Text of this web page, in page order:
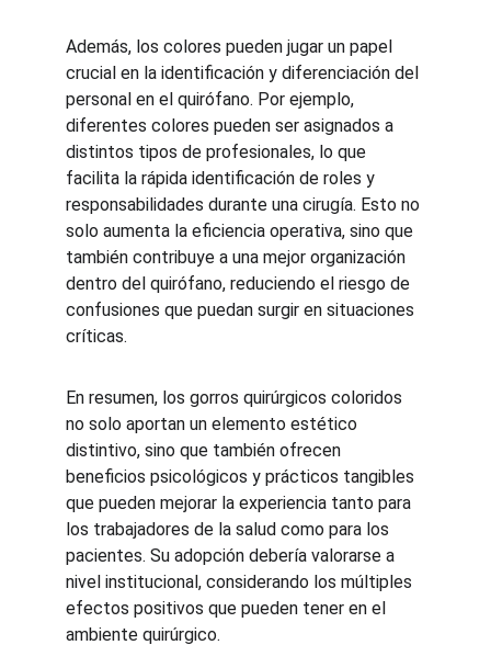
Además, los colores pueden jugar un papel
crucial en la identificación y diferenciación del
personal en el quirófano. Por ejemplo,
diferentes colores pueden ser asignados a
distintos tipos de profesionales, lo que
facilita la rápida identificación de roles y
responsabilidades durante una cirugía. Esto no
solo aumenta la eficiencia operativa, sino que
también contribuye a una mejor organización
dentro del quirófano, reduciendo el riesgo de
confusiones que puedan surgir en situaciones
críticas.
En resumen, los gorros quirúrgicos coloridos
no solo aportan un elemento estético
distintivo, sino que también ofrecen
beneficios psicológicos y prácticos tangibles
que pueden mejorar la experiencia tanto para
los trabajadores de la salud como para los
pacientes. Su adopción debería valorarse a
nivel institucional, considerando los múltiples
efectos positivos que pueden tener en el
ambiente quirúrgico.